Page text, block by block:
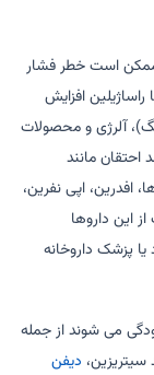
ممکن است خطر فشار
افزایش
آلرژی و محصولات
احتقان مانند
افدرین، اپی نفرین،
این داروها
پزشک داروخانه
می شوند از جمله
دیفن